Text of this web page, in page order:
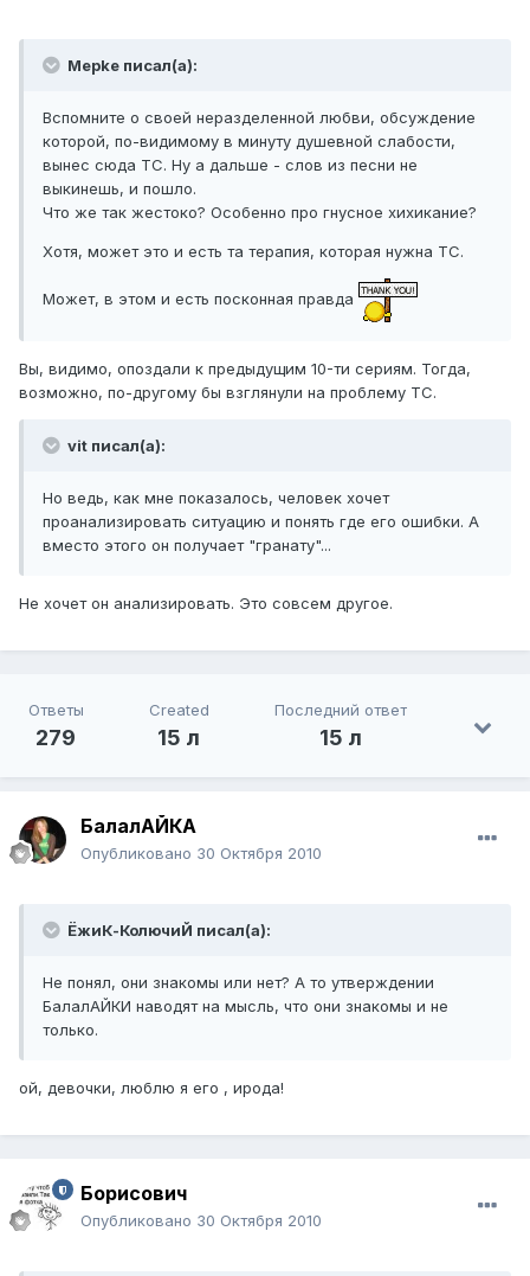
Mepke писал(а):
Вспомните о своей неразделенной любви, обсуждение
которой, по-видимому в минуту душевной слабости,
вынес сюда ТС. Ну а дальше - слов из песни не
выкинешь, и пошло.
Что же так жестоко? Особенно про гнусное хихикание?
Хотя, может это и есть та терапия, которая нужна ТС.
Может, в этом и есть посконная правда
Вы, видимо, опоздали к предыдущим 10-ти сериям. Тогда,
возможно, по-другому бы взглянули на проблему ТС.
vit писал(а):
Но ведь, как мне показалось, человек хочет
проанализировать ситуацию и понять где его ошибки. А
вместо этого он получает "гранату"...
Не хочет он анализировать. Это совсем другое.
Ответы
279
Created
15 л
Последний ответ
15 л
БалалАЙКА
Опубликовано 30 Октября 2010
ЁжиК-КолючиЙ писал(а):
Не понял, они знакомы или нет? А то утверждении
БалалАЙКИ наводят на мысль, что они знакомы и не
только.
ой, девочки, люблю я его , ирода!
Борисович
Опубликовано 30 Октября 2010